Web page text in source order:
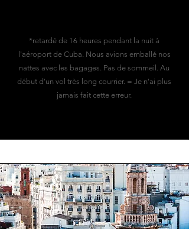
*retardé de 16 heures pendant la nuit à
l'aéroport de Cuba. Nous avions emballé nos
nattes avec les bagages. Pas de sommeil. Au
début d'un vol très long courrier. = Je n'ai plus
jamais fait cette erreur.